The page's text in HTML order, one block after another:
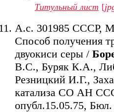
Титульный лист [
А.с. 301985 СССР,
Способ получения
двуокиси серы /
В.С., Буряк К.А.,
Резницкий И.Г.,
катализа СО АН
опубл.15.05.75,